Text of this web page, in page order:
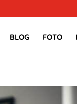
BLOG FOTO